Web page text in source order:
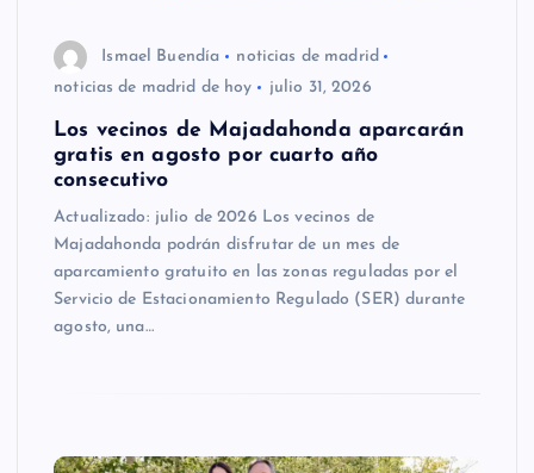
Ismael Buendía
noticias de madrid
noticias de madrid de hoy
julio 31, 2026
Los vecinos de Majadahonda aparcarán
gratis en agosto por cuarto año
consecutivo
Actualizado: julio de 2026 Los vecinos de
Majadahonda podrán disfrutar de un mes de
aparcamiento gratuito en las zonas reguladas por el
Servicio de Estacionamiento Regulado (SER) durante
agosto, una…